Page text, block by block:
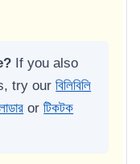
If you also
try ourবিলিবিলি
orটিকটক